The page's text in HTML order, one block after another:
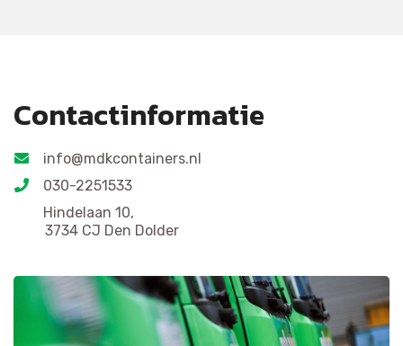
Contactinformatie
info@mdkcontainers.nl
030-2251533
Hindelaan 10,
3734 CJ Den Dolder